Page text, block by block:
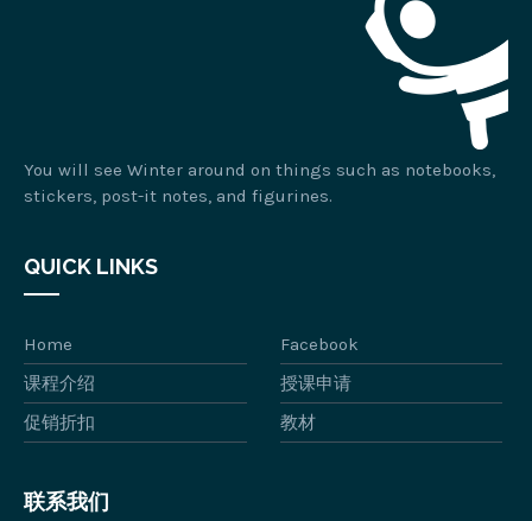
You will see Winter around on things such as notebooks,
stickers, post-it notes, and figurines.
QUICK LINKS
Home
Facebook
课程介绍
授课申请
促销折扣
教材
联系我们